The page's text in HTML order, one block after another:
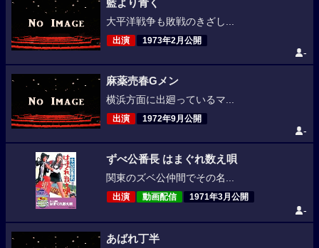
藍より青く
大平洋戦争も敗戦のきざし...
出演 1973年2月公開
-
麻薬売春Gメン
横浜方面に出廻っているマ...
出演 1972年9月公開
-
ずべ公番長 はまぐれ数え唄
関東のズベ公仲間でその名...
出演 動画配信 1971年3月公開
-
あばれ丁半